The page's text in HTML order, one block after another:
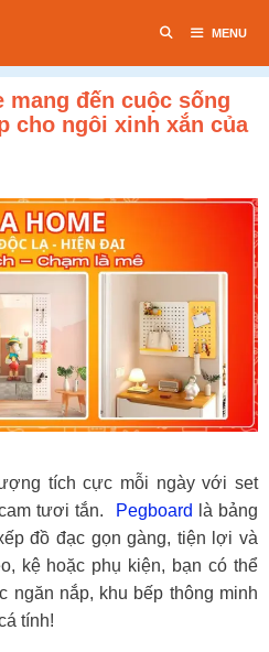
MENU
mang đến cuộc sống
cho ngôi xinh xắn của
tích cực mỗi ngày với set
tươi tắn. Pegboard là bảng
đồ đạc gọn gàng, tiện lợi và
kệ hoặc phụ kiện, bạn có thể
ngăn nắp, khu bếp thông minh
tính!